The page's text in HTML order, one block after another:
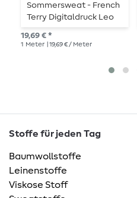
Sommersweat - French
Terry Digitaldruck Leo
Sand
19,69 € *
1 Meter | 19,69 € / Meter
Stoffe für jeden Tag
Baumwollstoffe
Leinenstoffe
Viskose Stoff